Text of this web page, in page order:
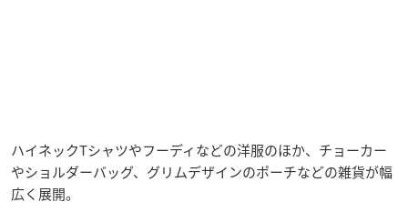
ハイネックTシャツやフーディなどの洋服のほか、チョーカー
やショルダーバッグ、グリムデザインのポーチなどの雑貨が幅
広く展開。